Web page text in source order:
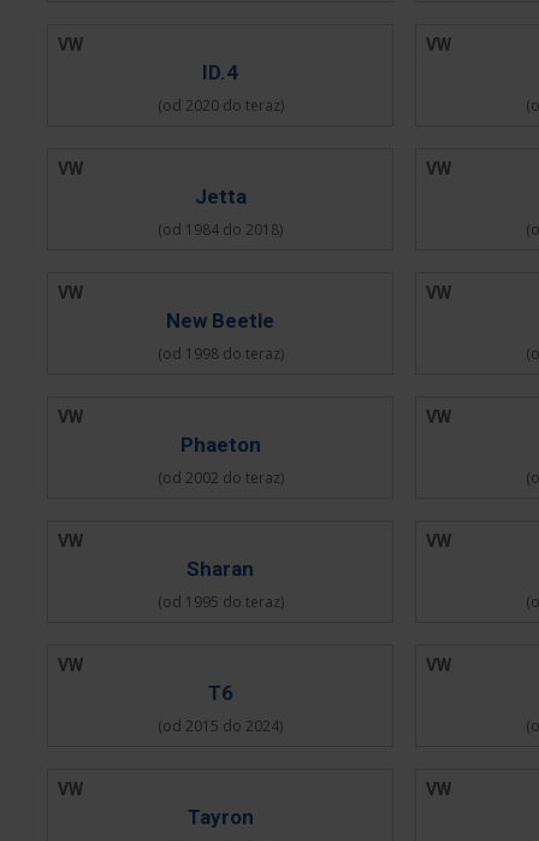
VW
ID.4
(od 2020 do teraz)
VW
VW
Jetta
(od 1984 do 2018)
VW
VW
New Beetle
(od 1998 do teraz)
VW
VW
Phaeton
(od 2002 do teraz)
VW
VW
Sharan
(od 1995 do teraz)
VW
VW
T6
(od 2015 do 2024)
VW
VW
Tayron
VW